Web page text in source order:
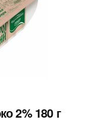
2% 180 г